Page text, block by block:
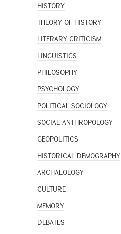
HISTORY
THEORY OF HISTORY
LITERARY CRITICISM
LINGUISTICS
PHILOSOPHY
PSYCHOLOGY
POLITICAL SOCIOLOGY
SOCIAL ANTHROPOLOGY
GEOPOLITICS
HISTORICAL DEMOGRAPHY
ARCHAEOLOGY
CULTURE
MEMORY
DEBATES